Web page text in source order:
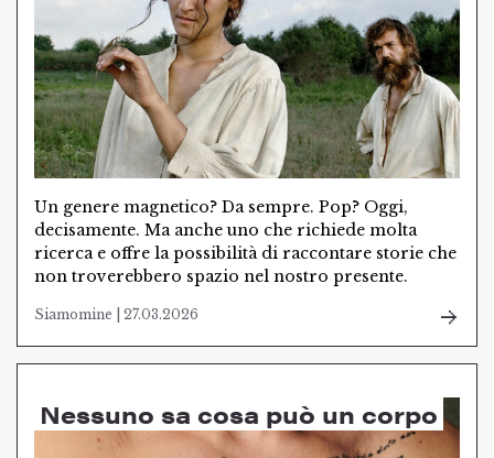
Un genere magnetico? Da sempre. Pop? Oggi,
decisamente. Ma anche uno che richiede molta
ricerca e offre la possibilità di raccontare storie che
non troverebbero spazio nel nostro presente.
Siamomine | 27.03.2026
Nessuno sa cosa può un corpo